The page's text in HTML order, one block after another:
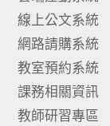
線上公文系統
網路請購系統
教室預約系統
課務相關資訊
教師研習專區